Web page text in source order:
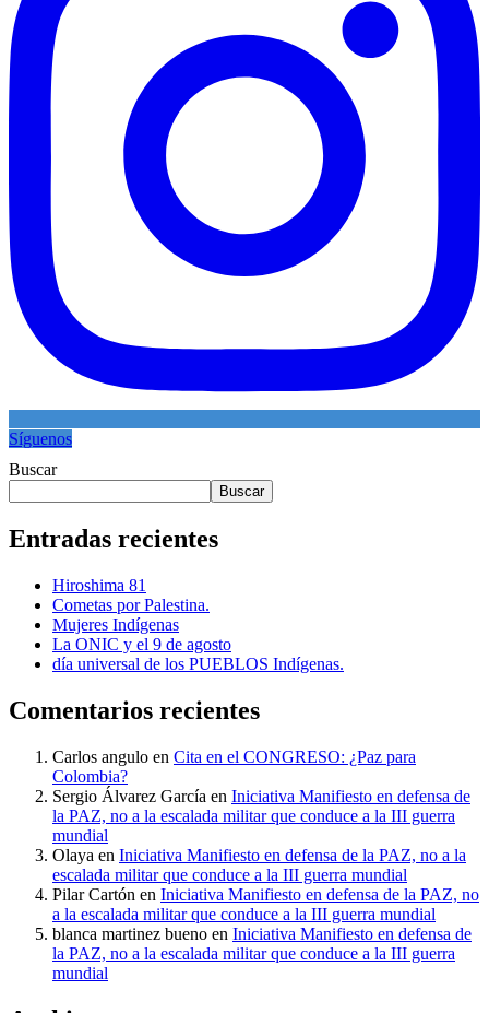
Síguenos
Buscar
Buscar
Entradas recientes
Hiroshima 81
Cometas por Palestina.
Mujeres Indígenas
La ONIC y el 9 de agosto
día universal de los PUEBLOS Indígenas.
Comentarios recientes
Carlos angulo en Cita en el CONGRESO: ¿Paz para
Colombia?
Sergio Álvarez García en Iniciativa Manifiesto en defensa de
la PAZ, no a la escalada militar que conduce a la III guerra
mundial
Olaya en Iniciativa Manifiesto en defensa de la PAZ, no a la
escalada militar que conduce a la III guerra mundial
Pilar Cartón en Iniciativa Manifiesto en defensa de la PAZ, no
a la escalada militar que conduce a la III guerra mundial
blanca martinez bueno en Iniciativa Manifiesto en defensa de
la PAZ, no a la escalada militar que conduce a la III guerra
mundial